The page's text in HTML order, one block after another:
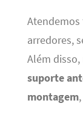
Atendemos
arredores,
Além
suporte
montagem